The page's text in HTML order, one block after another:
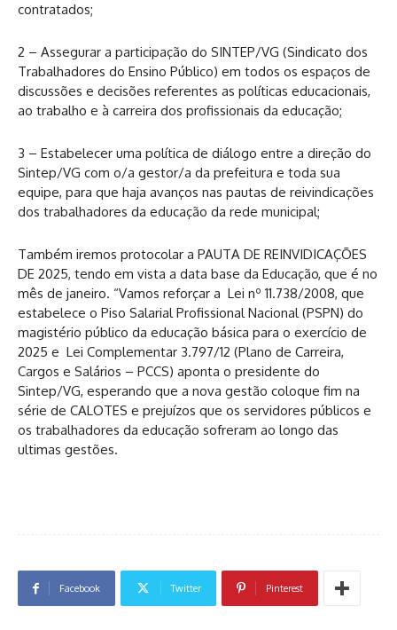
contratados;
2 – Assegurar a participação do SINTEP/VG (Sindicato dos
Trabalhadores do Ensino Público) em todos os espaços de
discussões e decisões referentes as políticas educacionais,
ao trabalho e à carreira dos profissionais da educação;
3 – Estabelecer uma política de diálogo entre a direção do
Sintep/VG com o/a gestor/a da prefeitura e toda sua
equipe, para que haja avanços nas pautas de reivindicações
dos trabalhadores da educação da rede municipal;
Também iremos protocolar a PAUTA DE REINVIDICAÇÕES
DE 2025, tendo em vista a data base da Educação, que é no
mês de janeiro. “Vamos reforçar a Lei nº 11.738/2008, que
estabelece o Piso Salarial Profissional Nacional (PSPN) do
magistério público da educação básica para o exercício de
2025 e Lei Complementar 3.797/12 (Plano de Carreira,
Cargos e Salários – PCCS) aponta o presidente do
Sintep/VG, esperando que a nova gestão coloque fim na
série de CALOTES e prejuízos que os servidores públicos e
os trabalhadores da educação sofreram ao longo das
ultimas gestões.
Facebook Twitter Pinterest